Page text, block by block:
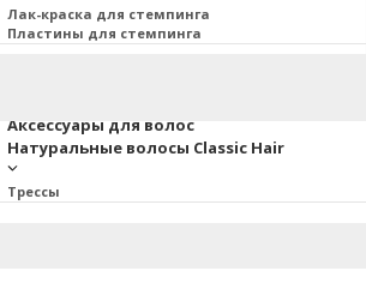
Лак-краска для стемпинга
Пластины для стемпинга
Аксессуары для волос
Натуральные волосы Classic Hair
Трессы